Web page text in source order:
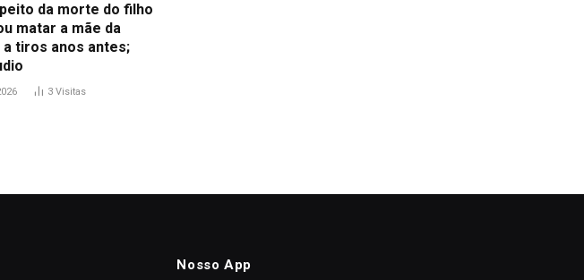
da morte do filho
matar a mãe da
a tiros anos antes;
3 Visitas
Nosso App